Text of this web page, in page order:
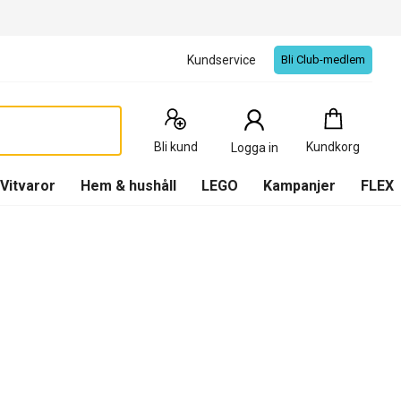
Kundservice Bli Club-medlem
Bli kund Logga in Kundkorg
Kundkorg
0
Produkter
Vitvaror Hem & hushåll LEGO Kampanjer FLEX